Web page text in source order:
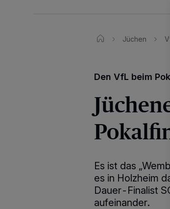
Jüchen
Den VfL beim
Es ist das
es in Holzheim
Dauer-Finalist
aufeinander.